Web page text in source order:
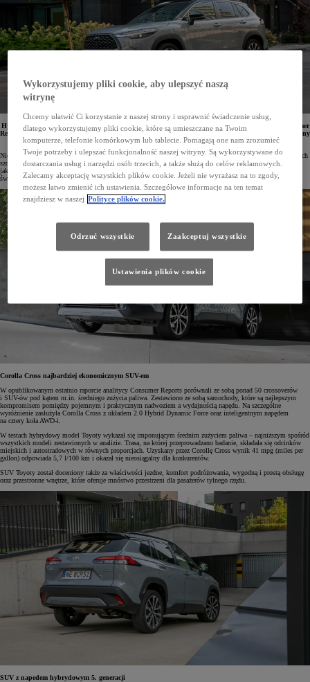
Hybrydowa Toyota Corolla Cross została uznana przez niezależną organizację konsumencką Consumer
Reports za najbardziej ekonomiczny wybór spośród SUV-ów i crossoverów. Model ten został wyróżniony
za imponująco niskie średnie zużycie paliwa.
Niezależna organizacja konsumencka Consumer Reports od 1936 roku analizuje rynek. Skupia się na aspektach
szczególnie istotnych z punktu widzenia użytkowników, takich jak koszty użytkowania, niezawodność oraz
jakość samochodów. Przeprowadzane przez nią testy, badania i rankingi dla milionów klientów na całym
świecie są często wyznacznikiem decyzji zakupowych.
Corolla Cross najbardziej ekonomicznym SUV-em
W opublikowanym ostatnio raporcie analitycy Consumer Reports porównali ze sobą ponad 50 crossoverów
i SUV-ów pod kątem m.in. średniego zużycia paliwa. Zestawiono ze sobą samochody, które są najlepszym
kompromisem pomiędzy pojemnym i praktycznym nadwoziem a wydajnością napędu. Na szczególne
wyróżnienie zasłużyła Corolla Cross z układem 2.0 Hybrid Dynamic Force oraz inteligentnym napędem
na cztery koła AWD-i.
W testach hybrydowy model Toyoty wykazał się imponującym średnim zużyciem paliwa – najniższym spośród
wszystkich modeli zestawionych w analizie. Trasa, na której przeprowadzano badanie, składała się odcinków
miejskich i autostradowych w równych proporcjach. Uzyskany przez Corollę Cross wynik 41 mpg (miles per
gallon) odpowiada 5,7 l/100 km i okazał się nieosiągalny dla konkurentów.
SUV Toyoty został doceniony także za właściwości jezdne, komfort podróżowania, wygodną i prostą obsługę
oraz przestronne wnętrze, które oferuje mnóstwo przestrzeni dla pasażerów tylnego rzędu.
SUV z napedem hybrydowym 5. generacji
Wykorzystujemy pliki cookie, aby ulepszyć naszą
witrynę
Chcemy ułatwić Ci korzystanie z naszej strony i usprawnić świadczenie usług,
dlatego wykorzystujemy pliki cookie, które są umieszczane na Twoim
komputerze, telefonie komórkowym lub tablecie. Pomagają one nam zrozumieć
Twoje potrzeby i ulepszać funkcjonalność naszej witryny. Są wykorzystywane do
dostarczania usług i narzędzi osób trzecich, a także służą do celów reklamowych.
Zalecamy akceptację wszystkich plików cookie. Jeżeli nie wyrażasz na to zgody,
możesz łatwo zmienić ich ustawienia. Szczegółowe informacje na ten temat
znajdziesz w naszej Polityce plików cookie.
Odrzuć wszystkie Zaakceptuj wszystkie
Ustawienia plików cookie